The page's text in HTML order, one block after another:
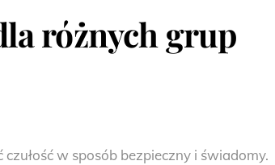
różnych grup
w sposób bezpieczny i świadomy.